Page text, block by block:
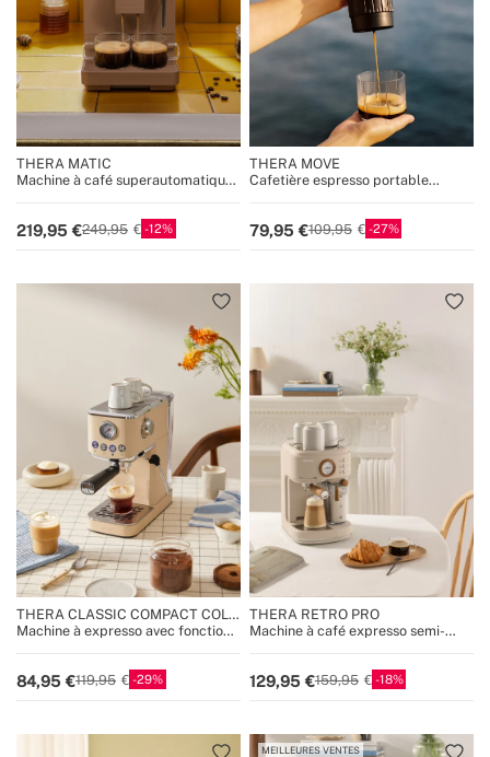
THERA MATIC
Machine à café superautomatique
219,95 249,95 12
THERA MOVE
Cafetière espresso portable
79,95 109,95 27
THERA CLASSIC COMPACT COLD
BREW
Machine à expresso avec fonction
84,95 119,95 29
THERA RETRO PRO
Machine à café expresso semi-
129,95 159,95 18
MEILLEURES VENTES